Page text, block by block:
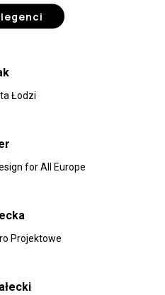
Łodzi
for All Europe
Projektowe